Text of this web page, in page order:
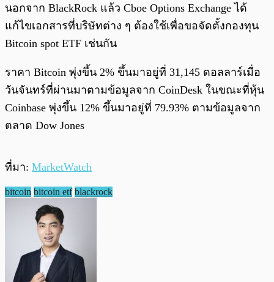
นอกจาก BlackRock แล้ว Cboe Options Exchange ได้
แก้ไขเอกสารที่บริษัทต่าง ๆ ต้องใช้เพื่อขอจัดตั้งกองทุน
Bitcoin spot ETF เช่นกัน
ราคา Bitcoin พุ่งขึ้น 2% ขึ้นมาอยู่ที่ 31,145 ดอลลาร์เมื่อ
วันจันทร์ที่ผ่านมาตามข้อมูลจาก CoinDesk ในขณะที่หุ้น
Coinbase พุ่งขึ้น 12% ขึ้นมาอยู่ที่ 79.93% ตามข้อมูลจาก
ตลาด Dow Jones
ที่มา: MarketWatch
bitcoin bitcoin etf blackrock